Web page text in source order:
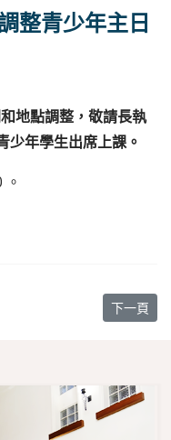
整青少年主日
地點調整，敬請長執
少年學生出席上課。
量－從出生到死亡，與自己
下一篇文
下一頁